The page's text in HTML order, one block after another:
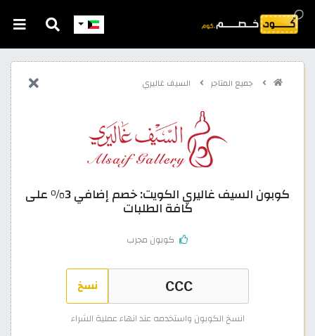
جميع المتاجر السيف غاليري
كوبون السيف غاليري الكويت: خصم إضافي 3% على
كافة الطلبات
كوبون مجرب
نسخ
انسخ الكوبون واستخدمه عند انهاء عملية الشراء